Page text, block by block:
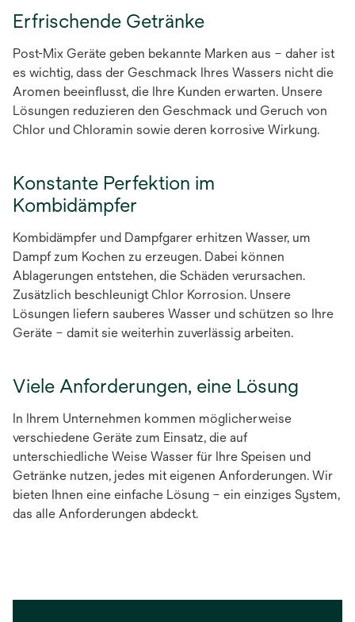
Erfrischende Getränke
Post-Mix Geräte geben bekannte Marken aus – daher ist
es wichtig, dass der Geschmack Ihres Wassers nicht die
Aromen beeinflusst, die Ihre Kunden erwarten. Unsere
Lösungen reduzieren den Geschmack und Geruch von
Chlor und Chloramin sowie deren korrosive Wirkung.
Konstante Perfektion im
Kombidämpfer
Kombidämpfer und Dampfgarer erhitzen Wasser, um
Dampf zum Kochen zu erzeugen. Dabei können
Ablagerungen entstehen, die Schäden verursachen.
Zusätzlich beschleunigt Chlor Korrosion. Unsere
Lösungen liefern sauberes Wasser und schützen so Ihre
Geräte – damit sie weiterhin zuverlässig arbeiten.
Viele Anforderungen, eine Lösung
In Ihrem Unternehmen kommen möglicherweise
verschiedene Geräte zum Einsatz, die auf
unterschiedliche Weise Wasser für Ihre Speisen und
Getränke nutzen, jedes mit eigenen Anforderungen. Wir
bieten Ihnen eine einfache Lösung – ein einziges System,
das alle Anforderungen abdeckt.